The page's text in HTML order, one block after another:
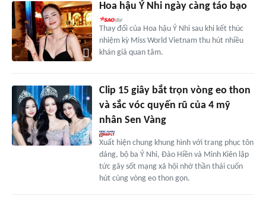
Hoa hậu Ý Nhi ngày càng táo bạo
Thay đổi của Hoa hậu Ý Nhi sau khi kết thúc
nhiệm kỳ Miss World Vietnam thu hút nhiều
khán giả quan tâm.
Clip 15 giây bắt trọn vòng eo thon
và sắc vóc quyến rũ của 4 mỹ
nhân Sen Vàng
Xuất hiện chung khung hình với trang phục tôn
dáng, bộ ba Ý Nhi, Đào Hiền và Minh Kiên lập
tức gây sốt mạng xã hội nhờ thần thái cuốn
hút cùng vòng eo thon gọn.